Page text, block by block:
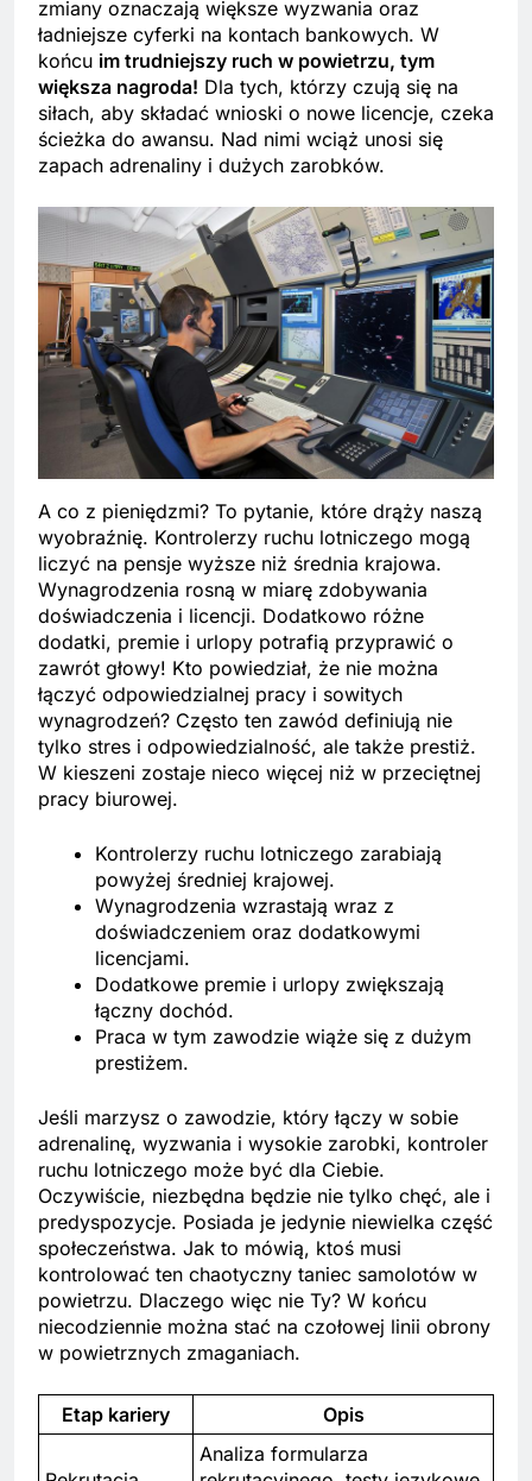
zmiany oznaczają większe wyzwania oraz
ładniejsze cyferki na kontach bankowych. W
końcu im trudniejszy ruch w powietrzu, tym
większa nagroda! Dla tych, którzy czują się na
siłach, aby składać wnioski o nowe licencje, czeka
ścieżka do awansu. Nad nimi wciąż unosi się
zapach adrenaliny i dużych zarobków.
A co z pieniędzmi? To pytanie, które drąży naszą
wyobraźnię. Kontrolerzy ruchu lotniczego mogą
liczyć na pensje wyższe niż średnia krajowa.
Wynagrodzenia rosną w miarę zdobywania
doświadczenia i licencji. Dodatkowo różne
dodatki, premie i urlopy potrafią przyprawić o
zawrót głowy! Kto powiedział, że nie można
łączyć odpowiedzialnej pracy i sowitych
wynagrodzeń? Często ten zawód definiują nie
tylko stres i odpowiedzialność, ale także prestiż.
W kieszeni zostaje nieco więcej niż w przeciętnej
pracy biurowej.
Kontrolerzy ruchu lotniczego zarabiają
powyżej średniej krajowej.
Wynagrodzenia wzrastają wraz z
doświadczeniem oraz dodatkowymi
licencjami.
Dodatkowe premie i urlopy zwiększają
łączny dochód.
Praca w tym zawodzie wiąże się z dużym
prestiżem.
Jeśli marzysz o zawodzie, który łączy w sobie
adrenalinę, wyzwania i wysokie zarobki, kontroler
ruchu lotniczego może być dla Ciebie.
Oczywiście, niezbędna będzie nie tylko chęć, ale i
predyspozycje. Posiada je jedynie niewielka część
społeczeństwa. Jak to mówią, ktoś musi
kontrolować ten chaotyczny taniec samolotów w
powietrzu. Dlaczego więc nie Ty? W końcu
niecodziennie można stać na czołowej linii obrony
w powietrznych zmaganiach.
Etap kariery Opis
Analiza formularza